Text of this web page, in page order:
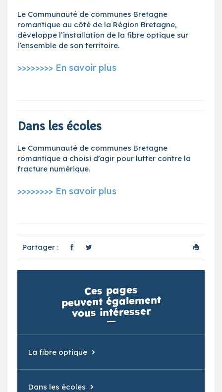
Le Communauté de communes Bretagne
romantique au côté de la Région Bretagne,
développe l’installation de la fibre optique sur
l’ensemble de son territoire.
>>>>>>>> En savoir plus
Dans les écoles
Le Communauté de communes Bretagne
romantique a choisi d’agir pour lutter contre la
fracture numérique.
>>>>>>>> En savoir plus
Partager :
Ces pages
peuvent également
vous intéresser
La fibre optique
Dans les écoles